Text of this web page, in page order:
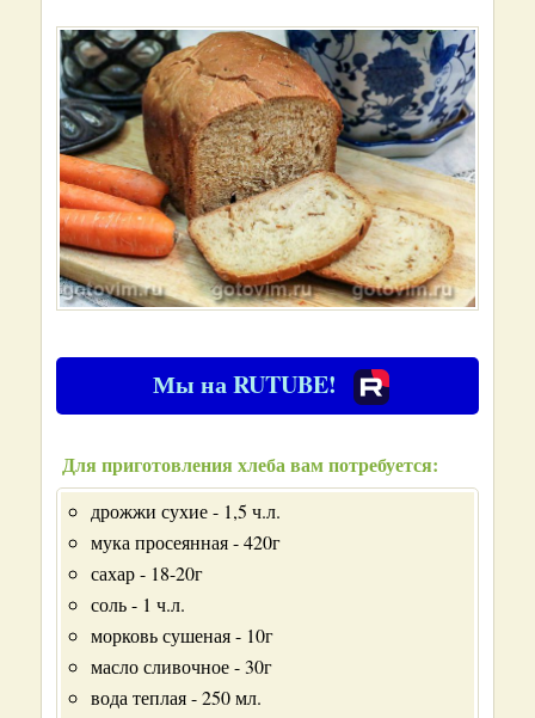
Мы на RUTUBE!
Для приготовления хлеба вам потребуется:
дрожжи сухие - 1,5 ч.л.
мука просеянная - 420г
сахар - 18-20г
соль - 1 ч.л.
морковь сушеная - 10г
масло сливочное - 30г
вода теплая - 250 мл.